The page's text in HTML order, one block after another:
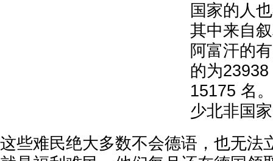
国家的人
其中来自
阿富汗的
的为
15175 名
少北非国
这些难民绝大多数不会德语，也无法